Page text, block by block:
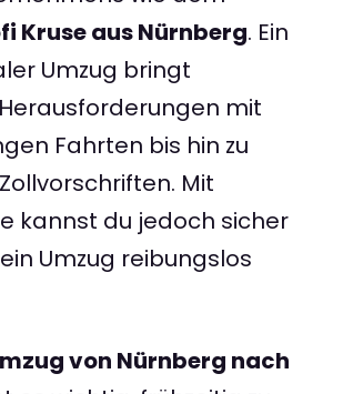
Kruse aus Nürnberg. Ein
Umzug bringt
mit
Fahrten bis hin zu
Mit
kannst du jedoch sicher
Umzug reibungslos
von Nürnberg nach